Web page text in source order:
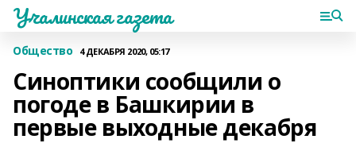
Учалинская газета
Общество 4 ДЕКАБРЯ 2020, 05:17
Синоптики сообщили о
погоде в Башкирии в
первые выходные декабря